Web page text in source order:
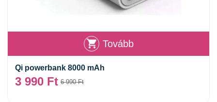
Tovább
Qi powerbank 8000 mAh
6 990Ft
3 990 Ft